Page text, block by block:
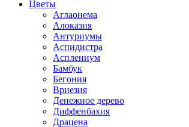
Цветы
Аглаонема
Алоказия
Антуриумы
Аспидистра
Асплениум
Бамбук
Бегония
Вриезия
Денежное дерево
Диффенбахия
Драцена